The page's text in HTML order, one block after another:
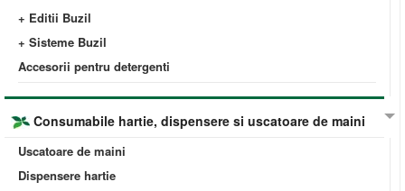
+ Editii Buzil
+ Sisteme Buzil
Accesorii pentru detergenti
Consumabile hartie, dispensere si uscatoare de maini
Uscatoare de maini
Dispensere hartie